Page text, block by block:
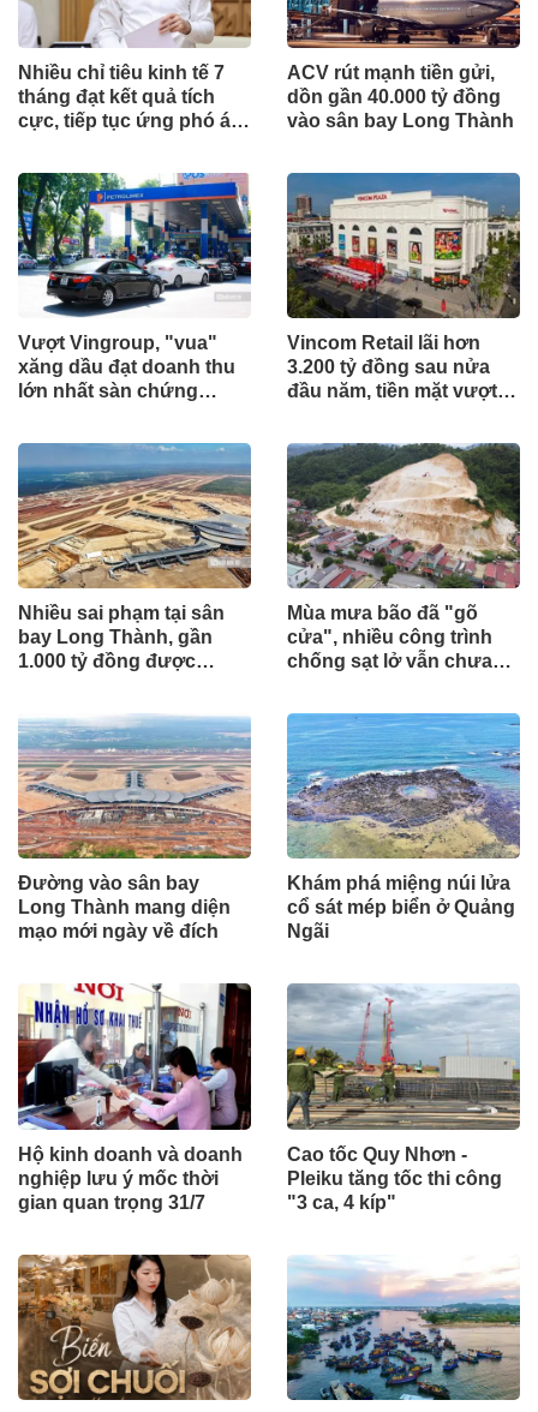
Nhiều chỉ tiêu kinh tế 7
tháng đạt kết quả tích
cực, tiếp tục ứng phó áp
ACV rút mạnh tiền gửi,
dồn gần 40.000 tỷ đồng
vào sân bay Long Thành
Vượt Vingroup, "vua"
xăng dầu đạt doanh thu
lớn nhất sàn chứng
Vincom Retail lãi hơn
3.200 tỷ đồng sau nửa
đầu năm, tiền mặt vượt
Nhiều sai phạm tại sân
bay Long Thành, gần
1.000 tỷ đồng được
Mùa mưa bão đã "gõ
cửa", nhiều công trình
chống sạt lở vẫn chưa
Đường vào sân bay
Long Thành mang diện
mạo mới ngày về đích
Khám phá miệng núi lửa
cổ sát mép biển ở Quảng
Ngãi
Hộ kinh doanh và doanh
nghiệp lưu ý mốc thời
gian quan trọng 31/7
Cao tốc Quy Nhơn -
Pleiku tăng tốc thi công
"3 ca, 4 kíp"